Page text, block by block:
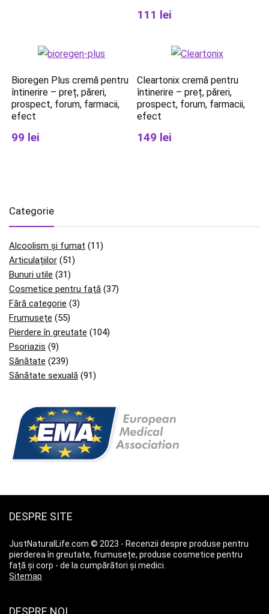
111 lei
Bioregen Plus cremă pentru
întinerire – preț, păreri,
prospect, forum, farmacii,
efect
99 lei
Cleartonix cremă pentru
întinerire – preț, păreri,
prospect, forum, farmacii,
efect
149 lei
Categorie
Alcoolism și fumat (11)
Articulațiilor (51)
Bunuri utile (31)
Cosmetice pentru față (37)
Fără categorie (3)
Frumusețe (55)
Pierdere în greutate (104)
Psoriazis (9)
Sănătate (239)
Sănătate sexuală (91)
DESPRE SITE
JustNaturalLife.com © 2023 - Recenzii despre produse pentru
pierderea în greutate, frumusețe, produse cosmetice pentru
față și corp - de la cumpărători și medici.
Sitemap
DESPRE NOI